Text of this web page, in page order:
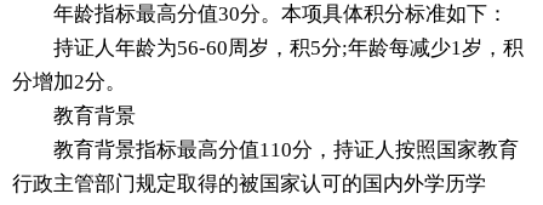
年龄指标最高分值30分。本项具体积分标准如下：
持证人年龄为56-60周岁，积5分;年龄每减少1岁，积
分增加2分。
教育背景
教育背景指标最高分值110分，持证人按照国家教育
行政主管部门规定取得的被国家认可的国内外学历学